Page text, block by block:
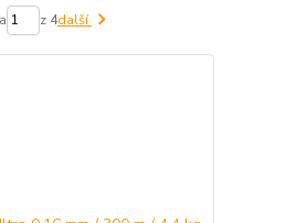
z 4další